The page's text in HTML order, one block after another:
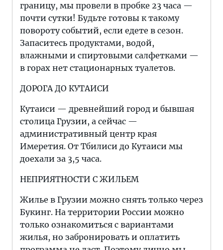
границу, мы провели в пробке 23 часа —
почти сутки! Будьте готовы к такому
повороту событий, если едете в сезон.
Запаситесь продуктами, водой,
влажными и спиртовыми салфетками —
в горах нет стационарных туалетов.
ДОРОГА ДО КУТАИСИ
Кутаиси — древнейший город и бывшая
столица Грузии, а сейчас —
административный центр края
Имеретия. От Тбилиси до Кутаиси мы
доехали за 3,5 часа.
НЕПРИЯТНОСТИ С ЖИЛЬЕМ
Жилье в Грузии можно снять только через
Букинг. На территории России можно
только ознакомиться с вариантами
жилья, но забронировать и оплатить